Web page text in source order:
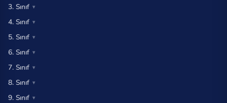
3. Sınıf
4. Sınıf
5. Sınıf
6. Sınıf
7. Sınıf
8. Sınıf
9. Sınıf